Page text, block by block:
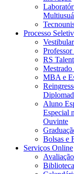
Processo
Vestibular
RS
MBA e
Aluno
Especial
Ouvinte
Bolsas e
Serviços Online
Biblioteca